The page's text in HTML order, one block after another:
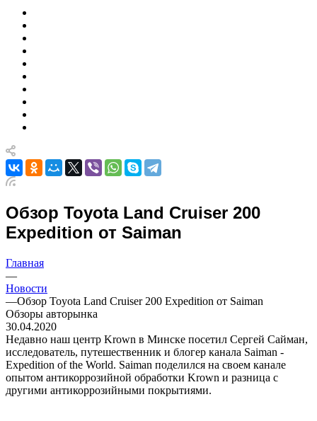
Обзор Toyota Land Cruiser 200
Expedition от Saiman
Главная
—
Новости
—Обзор Toyota Land Cruiser 200 Expedition от Saiman
Обзоры авторынка
30.04.2020
Недавно наш центр Krown в Минске посетил Сергей Сайман,
исследователь, путешественник и блогер канала Saiman -
Expedition of the World. Saiman поделился на своем канале
опытом антикоррозийной обработки Krown и разница с
другими антикоррозийными покрытиями.